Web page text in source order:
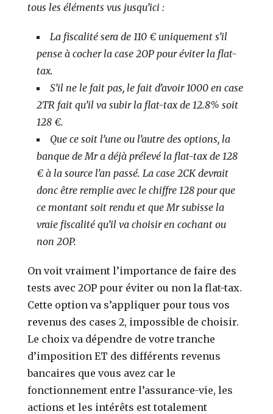
tous les éléments vus jusqu’ici :
La fiscalité sera de 110 € uniquement s’il
pense à cocher la case 2OP pour éviter la flat-
tax.
S’il ne le fait pas, le fait d’avoir 1000 en case
2TR fait qu’il va subir la flat-tax de 12.8% soit
128 €.
Que ce soit l’une ou l’autre des options, la
banque de Mr a déjà prélevé la flat-tax de 128
€ à la source l’an passé. La case 2CK devrait
donc être remplie avec le chiffre 128 pour que
ce montant soit rendu et que Mr subisse la
vraie fiscalité qu’il va choisir en cochant ou
non 2OP.
On voit vraiment l’importance de faire des
tests avec 2OP pour éviter ou non la flat-tax.
Cette option va s’appliquer pour tous vos
revenus des cases 2, impossible de choisir.
Le choix va dépendre de votre tranche
d’imposition ET des différents revenus
bancaires que vous avez car le
fonctionnement entre l’assurance-vie, les
actions et les intérêts est totalement